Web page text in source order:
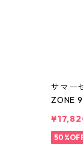
サマー
ZONE